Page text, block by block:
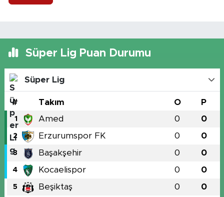
Süper Lig Puan Durumu
Süper Lig
# Takım O P
1 Amed 0 0
2 Erzurumspor FK 0 0
3 Başakşehir 0 0
4 Kocaelispor 0 0
5 Beşiktaş 0 0